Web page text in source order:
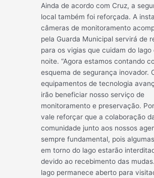
Ainda de acordo com Cruz, a
local também foi reforçada. A
câmeras de monitoramento
pela Guarda Municipal servirá de
para os vigias que cuidam do lago
noite. “Agora estamos contando
esquema de segurança inovador.
equipamentos de tecnologia
irão beneficiar nosso serviço de
monitoramento e preservação.
vale reforçar que a colaboração
comunidade junto aos nossos
sempre fundamental, pois
em torno do lago estarão
devido ao recebimento das
lago permanece aberto para